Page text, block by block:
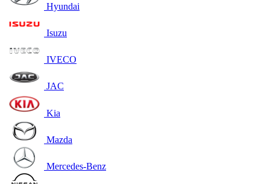
Hyundai
Isuzu
IVECO
JAC
Kia
Mazda
Mercedes-Benz